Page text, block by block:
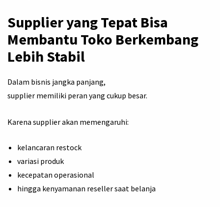
Supplier yang Tepat Bisa
Membantu Toko Berkembang
Lebih Stabil
Dalam bisnis jangka panjang,
supplier memiliki peran yang cukup besar.
Karena supplier akan memengaruhi:
kelancaran restock
variasi produk
kecepatan operasional
hingga kenyamanan reseller saat belanja